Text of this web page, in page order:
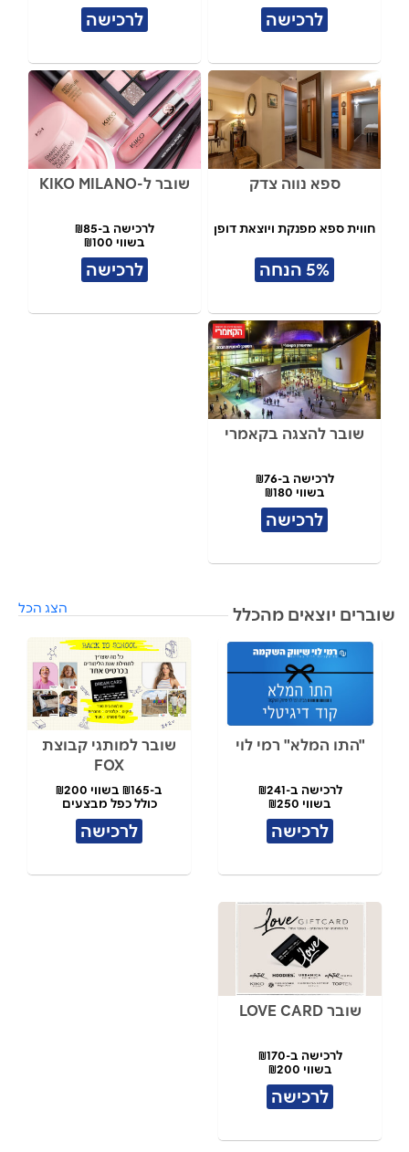
לרכישה לרכישה
ספא נווה צדק
חווית ספא מפנקת ויוצאת דופן
5% הנחה
שובר ל-KIKO MILANO
לרכישה ב-₪85
בשווי ₪100
לרכישה
שובר להצגה בקאמרי
לרכישה ב-₪76
בשווי ₪180
לרכישה
שוברים יוצאים מהכלל הצג הכל
"התו המלא" רמי לוי
לרכישה ב-₪241
בשווי ₪250
לרכישה
שובר למותגי קבוצת
FOX
ב-₪165 בשווי ₪200
כולל כפל מבצעים
לרכישה
שובר LOVE CARD
לרכישה ב-₪170
בשווי ₪200
לרכישה